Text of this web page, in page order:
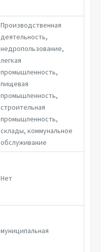
Производственная
деятельность,
недропользование,
легкая
промышленность,
пищевая
промышленность,
строительная
промышленность,
склады, коммунальное
обслуживание
Нет
муниципальная